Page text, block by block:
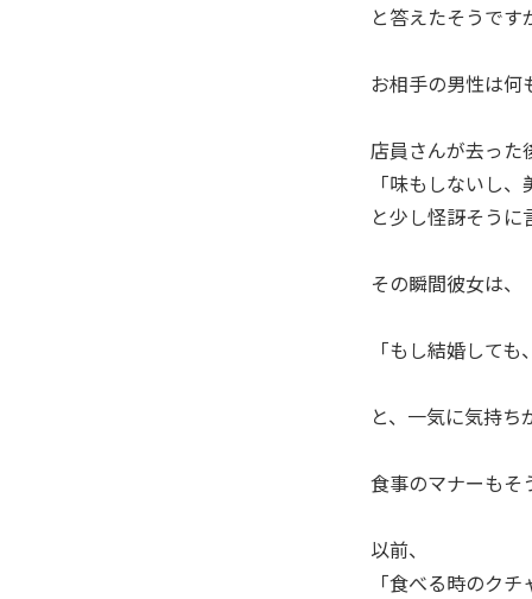
と答えたそうです
お相手の男性は
店員さんが去った
「味もしないし
と少し怪訝そうに
その瞬間彼女は、
「もし結婚して
と、一気に気持
食事のマナーもそ
以前、
「食べる時のク